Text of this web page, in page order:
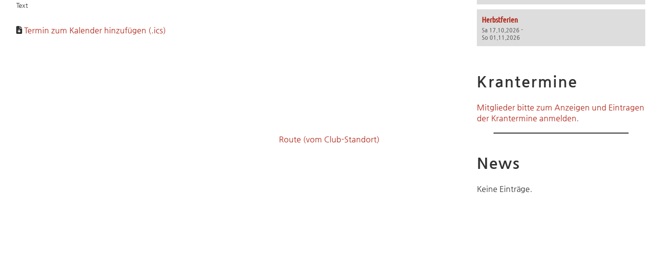
Text
Termin zum Kalender hinzufügen (.ics)
Route (vom Club-Standort)
Herbstferien
Sa 17.10.2026 -
So 01.11.2026
Krantermine
Mitglieder bitte zum Anzeigen und Eintragen
der Krantermine anmelden.
News
Keine Einträge.